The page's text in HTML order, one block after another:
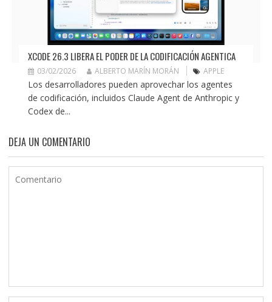
XCODE 26.3 LIBERA EL PODER DE LA CODIFICACIÓN AGENTICA
03/02/2026 ALBERTO MARÍN MORÁN APPLE
Los desarrolladores pueden aprovechar los agentes
de codificación, incluidos Claude Agent de Anthropic y
Codex de...
DEJA UN COMENTARIO